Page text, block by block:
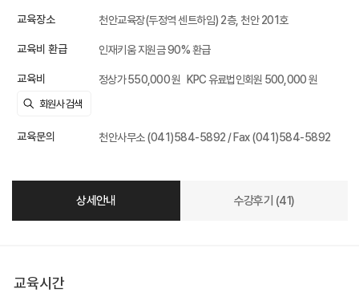
교육장소 천안교육장(두정역 센트하임) 2층, 천안 201호
교육비 환급 인재키움 지원금 90% 환급
교육비 정상가 550,000 원 KPC 유료법인회원 500,000 원
교육문의 천안사무소 (041)584-5892 / Fax (041)584-5892
상세안내 수강후기 (41)
교육시간